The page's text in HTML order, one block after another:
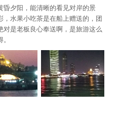
昏夕阳，能清晰的看见对岸的景
水果小吃茶是在船上赠送的，团
是老板良心奉送啊，是旅游这么